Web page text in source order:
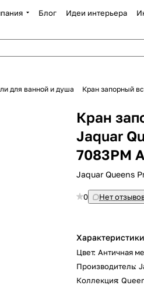
Блог Идеи интерьера
для ванной и душа Кран запорный
Кран
Jaquar
7083PM
Jaquar Queens
0 Нет
Характеристики
Цвет: Античная
Производитель:
Коллекция: